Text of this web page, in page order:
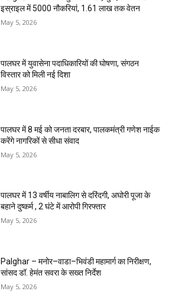
इस्राइल में 5000 नौकरियां, ₹1.61 लाख तक वेतन
May 5, 2026
पालघर में युवासेना पदाधिकारियों की घोषणा, संगठन
विस्तार को मिली नई दिशा
May 5, 2026
पालघर में 8 मई को जनता दरबार, पालकमंत्री गणेश नाईक
करेंगे नागरिकों से सीधा संवाद
May 5, 2026
पालघर में 13 वर्षीय नाबालिग से दरिंदगी, अघोरी पूजा के
बहाने दुष्कर्म , 2 घंटे में आरोपी गिरफ्तार
May 5, 2026
Palghar – मनोर–वाडा–भिवंडी महामार्ग का निरीक्षण,
सांसद डॉ. हेमंत सवरा के सख्त निर्देश
May 5, 2026